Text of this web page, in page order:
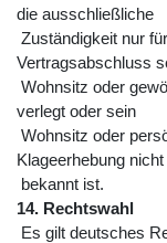
die ausschließliche
Zuständigkeit nur
Vertragsabschluss
Wohnsitz oder
verlegt oder sein
Wohnsitz oder
Klageerhebung nicht
bekannt ist.
14. Rechtswahl
Es gilt deutsches